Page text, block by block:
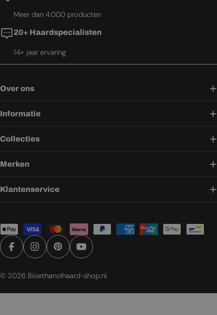
Meer dan 4.000 producten
20+ Haardspecialisten
14+ jaar ervaring
Over ons
Informatie
Collecties
Merken
Klantenservice
Betaalmethoden
FacebookInstagramPinterestYouTube
© 2026 Bioethanolhaard-shop.nl.